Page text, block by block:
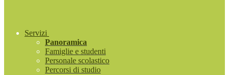
Servizi
Panoramica
Famiglie e studenti
Personale scolastico
Percorsi di studio